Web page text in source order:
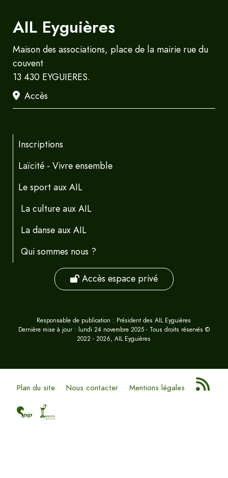
AIL Eyguières
Maison des associations, place de la mairie rue du
couvent
13 430 EYGUIERES.
Accès
Inscriptions
Laïcité - Vivre ensemble
Le sport aux AIL
La culture aux AIL
La danse aux AIL
Qui sommes nous ?
Accès espace privé
Responsable de publication : Président des AIL Eyguières
Dernière mise à jour : lundi 24 novembre 2025 - Tous droits réservés ©
2022 - 2026, AIL Eyguières
Plan du site Nous contacter Mentions légales